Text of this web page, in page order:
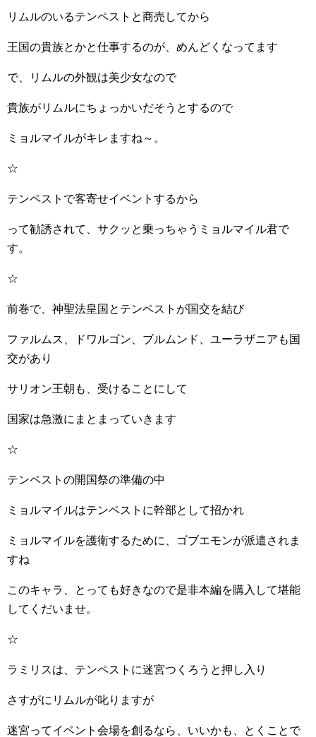
リムルのいるテンペストと商売してから
王国の貴族とかと仕事するのが、めんどくなってます
で、リムルの外観は美少女なので
貴族がリムルにちょっかいだそうとするので
ミョルマイルがキレますね～。
☆
テンペストで客寄せイベントするから
って勧誘されて、サクッと乗っちゃうミョルマイル君で
す。
☆
前巻で、神聖法皇国とテンペストが国交を結び
ファルムス、ドワルゴン、ブルムンド、ユーラザニアも国
交があり
サリオン王朝も、受けることにして
国家は急激にまとまっていきます
☆
テンペストの開国祭の準備の中
ミョルマイルはテンペストに幹部として招かれ
ミョルマイルを護衛するために、ゴブエモンが派遣されま
すね
このキャラ、とっても好きなので是非本編を購入して堪能
してくだいませ。
☆
ラミリスは、テンペストに迷宮つくろうと押し入り
さすがにリムルが叱りますが
迷宮ってイベント会場を創るなら、いいかも、とくことで